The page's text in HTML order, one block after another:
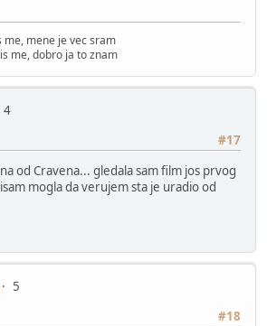
mene je vec sram
me, dobro ja to znam
4
#17
od Cravena... gledala sam film jos prvog
mogla da verujem sta je uradio od
5
#18